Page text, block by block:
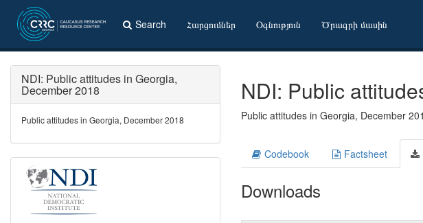
Search Հարցումներ Օգնություն Ծրագրի մասին
NDI: Public
Public attitudes in Georgia, December
Codebook Factsheet
Downloads
NDI: Public attitudes in Georgia,
December 2018
Public attitudes in Georgia, December 2018